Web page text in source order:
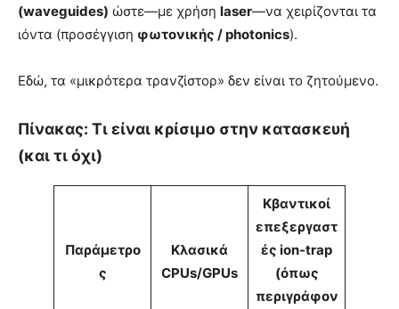
(waveguides) ώστε—με χρήση laser—να χειρίζονται τα
ιόντα (προσέγγιση φωτονικής / photonics).
Εδώ, τα «μικρότερα τρανζίστορ» δεν είναι το ζητούμενο.
Πίνακας: Τι είναι κρίσιμο στην κατασκευή
(και τι όχι)
Παράμετρο
ς
Κλασικά
CPUs/GPUs
Κβαντικοί
επεξεργαστ
ές ion-trap
(όπως
περιγράφον